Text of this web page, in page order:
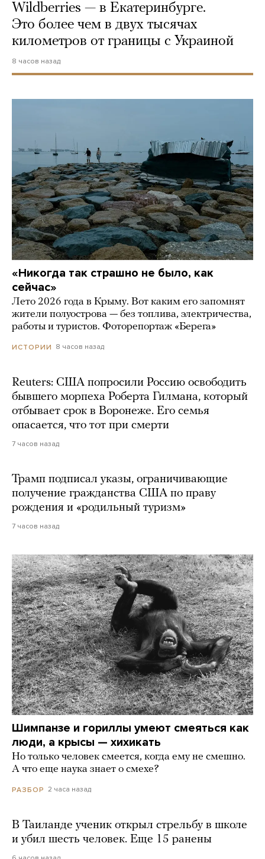
Wildberries — в Екатеринбурге.
Это более чем в двух тысячах
километров от границы с Украиной
8 часов назад
«Никогда так страшно не было, как
сейчас»
Лето 2026 года в Крыму. Вот каким его запомнят
жители полуострова — без топлива, электричества,
работы и туристов. Фоторепортаж «Берега»
ИСТОРИИ 8 часов назад
Reuters: США попросили Россию освободить
бывшего морпеха Роберта Гилмана, который
отбывает срок в Воронеже. Его семья
опасается, что тот при смерти
7 часов назад
Трамп подписал указы, ограничивающие
получение гражданства США по праву
рождения и «родильный туризм»
7 часов назад
Шимпанзе и гориллы умеют смеяться как
люди, а крысы — хихикать
Но только человек смеется, когда ему не смешно.
А что еще наука знает о смехе?
РАЗБОР 2 часа назад
В Таиланде ученик открыл стрельбу в школе
и убил шесть человек. Еще 15 ранены